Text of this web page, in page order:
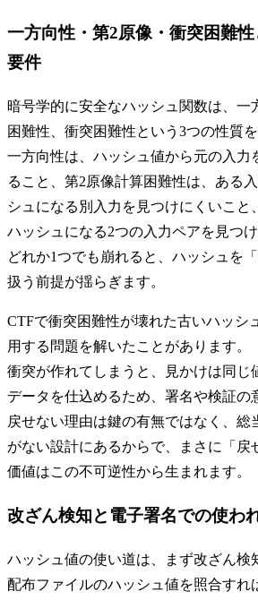
一方向性・第2原像・衝突困難
要件
暗号学的に安全なハッシュ関数は、一
困難性、衝突困難性という3つの性質を
一方向性は、ハッシュ値から元の入力
ること、第2原像計算困難性は、ある
シュになる別入力を見つけにくいこと
ハッシュになる2つの入力ペアを見つけ
どれか1つでも崩れると、ハッシュを
扱う前提が揺らぎます。
CTFで衝突困難性が壊れた古いハッシ
用する問題を解いたことがあります。
衝突が作れてしまうと、見かけは同じ
データを仕込めるため、署名や検証の
戻せない理由は鍵の有無ではなく、総
がない設計にあるからで、まさに「戻
価値はこの不可逆性から生まれます。
改ざん検知と電子署名での使わ
ハッシュ値の使い道は、まず改ざん検
配布ファイルのハッシュ値を照合すれ